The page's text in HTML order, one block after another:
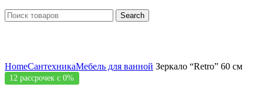
Search
HomeСантехникаМебель для ванной Зеркало “Retro” 60 см
12 рассрочек с 0%